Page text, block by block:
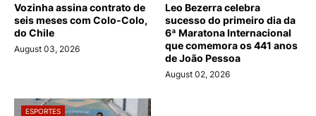
Vozinha assina contrato de
seis meses com Colo-Colo,
do Chile
August 03, 2026
Leo Bezerra celebra
sucesso do primeiro dia da
6ª Maratona Internacional
que comemora os 441 anos
de João Pessoa
August 02, 2026
ESPORTES